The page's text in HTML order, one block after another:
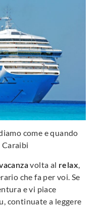
come e quando
volta al relax,
che fa per voi. Se
e vi piace
continuate a leggere